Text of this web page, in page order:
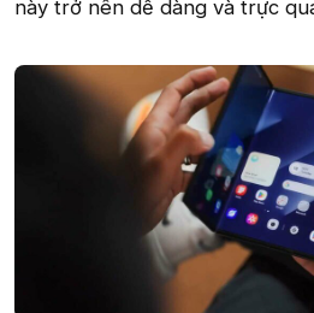
này trở nên dễ dàng và trực